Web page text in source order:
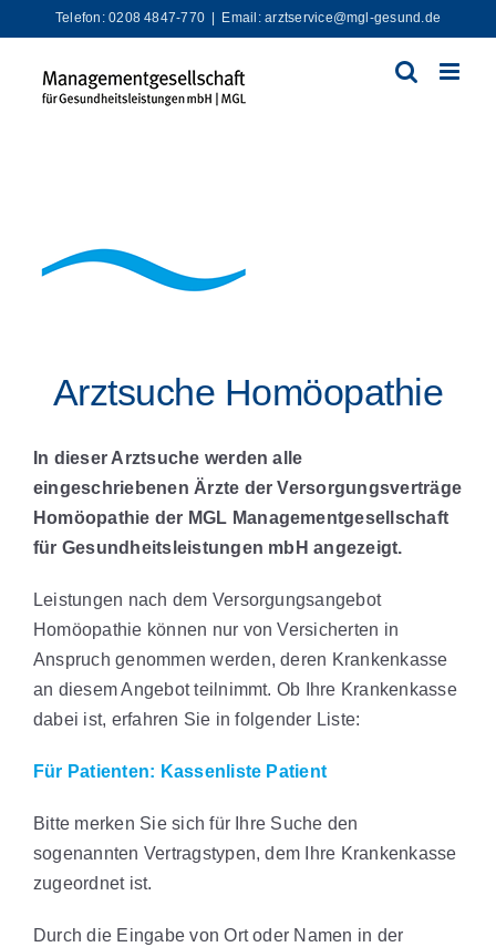
Inhalt
springen
Telefon: 0208 4847-770 Email: arztservice@mgl-gesund.de
Arztsuche Homöopathie
In dieser Arztsuche werden alle
eingeschriebenen Ärzte der Versorgungsverträge
Homöopathie der MGL Managementgesellschaft
für Gesundheitsleistungen mbH angezeigt.
Leistungen nach dem Versorgungsangebot
Homöopathie können nur von Versicherten in
Anspruch genommen werden, deren Krankenkasse
an diesem Angebot teilnimmt. Ob Ihre Krankenkasse
dabei ist, erfahren Sie in folgender Liste:
Für Patienten: Kassenliste Patient
Bitte merken Sie sich für Ihre Suche den
sogenannten Vertragstypen, dem Ihre Krankenkasse
zugeordnet ist.
Durch die Eingabe von Ort oder Namen in der